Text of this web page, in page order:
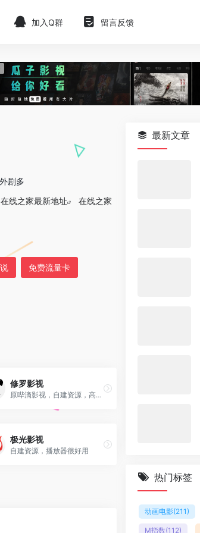
加入Q群 留言反馈
剧多
在线之家最新地址
在线之家
免费流量卡
修罗影视
原哔滴影视，自建资源，高清秒播
极光影视
自建资源，播放器很好用
最新文章
热门标签
动画电影(211)
M指数(112)